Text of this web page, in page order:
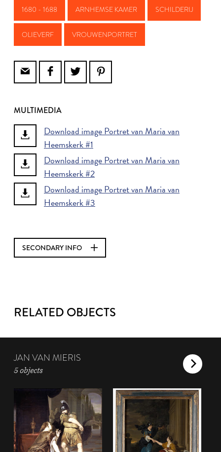
1680 - 1688 ARNHEMSE KAMER SCHILDERIJ
OLIEVERF VROUWENPORTRET
MULTIMEDIA
Download image Portret van Maria van
Heemskerk #1
Download image Portret van Maria van
Heemskerk #2
Download image Portret van Maria van
Heemskerk #3
SECONDARY INFO
RELATED OBJECTS
JAN VAN MIERIS
5 objects